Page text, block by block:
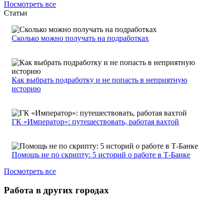
Посмотреть все
Статьи
Сколько можно получать на подработках
Как выбрать подработку и не попасть в неприятную
историю
ГК «Император»: путешествовать, работая вахтой
Помощь не по скрипту: 5 историй о работе в Т-Банке
Посмотреть все
Работа в других городах